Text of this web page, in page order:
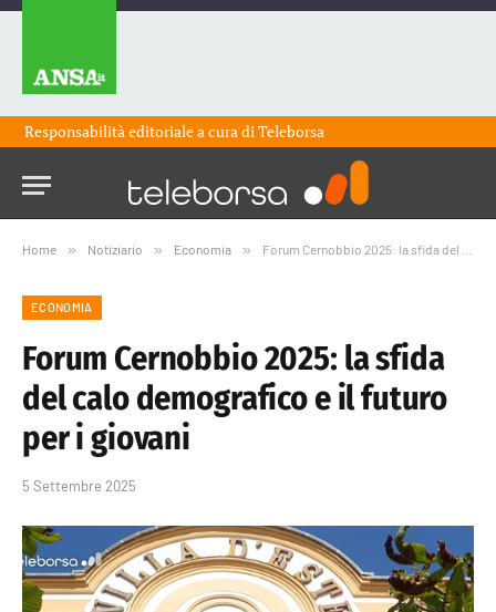
Responsabilità editoriale a cura diTeleborsa
Home » Notiziario » Economia » Forum Cernobbio 2025: la sfida del calo demografico e il futuro per i giovani
ECONOMIA
Forum Cernobbio 2025: la sfida
del calo demografico e il futuro
per i giovani
5 Settembre 2025